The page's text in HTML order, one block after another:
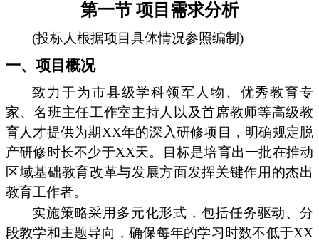
第一节 项目需求分析
(投标人根据项目具体情况参照编制)
一、项目概况
致力于为市县级学科领军人物、优秀教育专
家、名班主任工作室主持人以及首席教师等高级教
育人才提供为期XX年的深入研修项目，明确规定脱
产研修时长不少于XX天。目标是培育出一批在推动
区域基础教育改革与发展方面发挥关键作用的杰出
教育工作者。
实施策略采用多元化形式，包括任务驱动、分
段教学和主题导向，确保每年的学习时数不低于XX